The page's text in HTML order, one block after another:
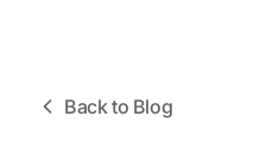
Back to Blog